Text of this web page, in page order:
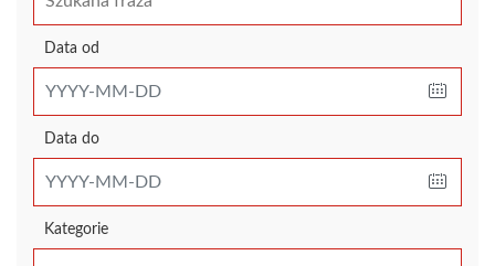
Data od
Data do
Kategorie